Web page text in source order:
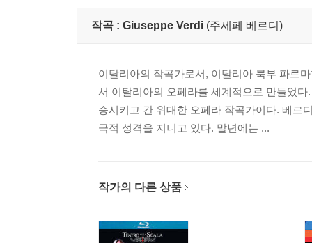
작곡 : Giuseppe Verdi (주세페 베르디)
이탈리아의 작곡가로서, 이탈리아 북부 파르
서 이탈리아의 오페라를 세계적으로 만들었
승시키고 간 위대한 오페라 작곡가이다. 베르
극적 성격을 지니고 있다. 말년에는 ...
작가의 다른 상품